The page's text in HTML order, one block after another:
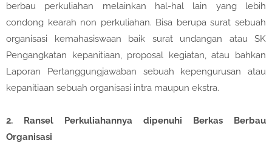
berbau perkuliahan melainkan hal-hal lain yang lebih
condong kearah non perkuliahan. Bisa berupa surat sebuah
organisasi kemahasiswaan baik surat undangan atau SK
Pengangkatan kepanitiaan, proposal kegiatan, atau bahkan
Laporan Pertanggungjawaban sebuah kepengurusan atau
kepanitiaan sebuah organisasi intra maupun ekstra.
2.
Ransel Perkuliahannya dipenuhi Berkas Berbau
Organisasi